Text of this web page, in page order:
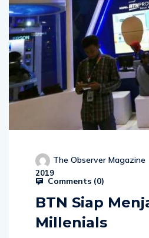
The Observer Magazine
2019
Comments (0)
BTN Siap
Millenials